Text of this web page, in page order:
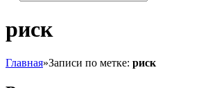
риск
Главная»Записи по метке: риск